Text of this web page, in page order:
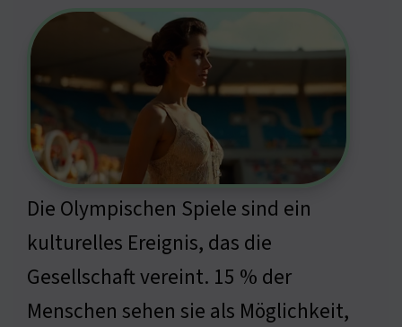
Die Olympischen Spiele sind ein
kulturelles Ereignis, das die
Gesellschaft vereint. 15 % der
Menschen sehen sie als Möglichkeit,